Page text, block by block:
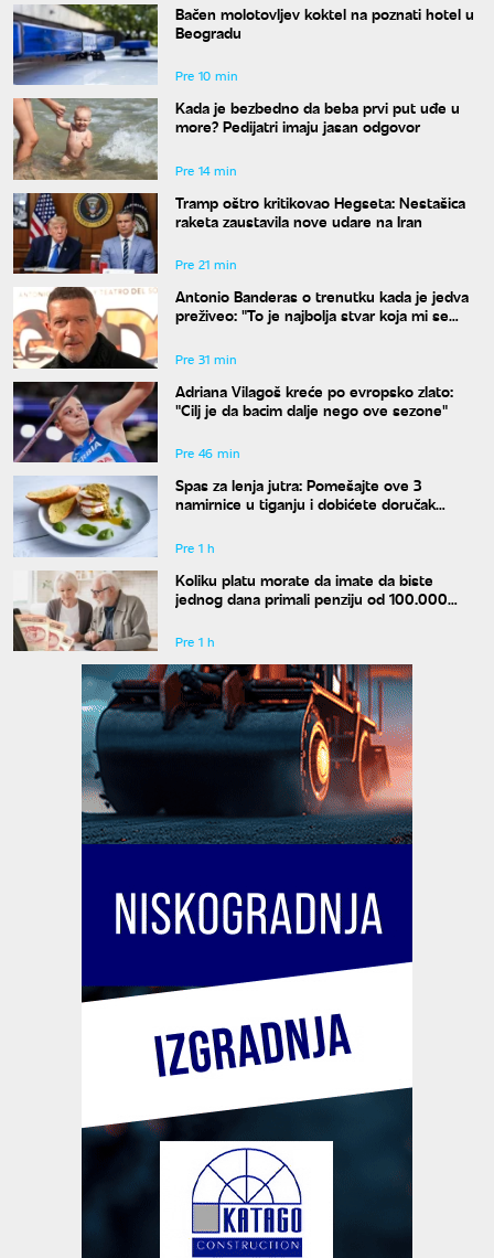
Bačen molotovljev koktel na poznati hotel u
Beogradu
Pre 10 min
Kada je bezbedno da beba prvi put uđe u
more? Pedijatri imaju jasan odgovor
Pre 14 min
Tramp oštro kritikovao Hegseta: Nestašica
raketa zaustavila nove udare na Iran
Pre 21 min
Antonio Banderas o trenutku kada je jedva
preživeo: "To je najbolja stvar koja mi se
Pre 31 min
Adriana Vilagoš kreće po evropsko zlato:
"Cilj je da bacim dalje nego ove sezone"
Pre 46 min
Spas za lenja jutra: Pomešajte ove 3
namirnice u tiganju i dobićete doručak
Pre 1 h
Koliku platu morate da imate da biste
jednog dana primali penziju od 100.000
Pre 1 h